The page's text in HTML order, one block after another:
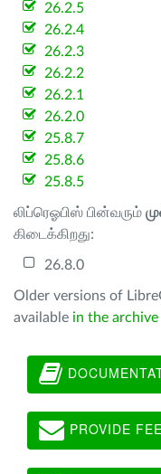
26.2.5
26.2.4
26.2.3
26.2.2
26.2.1
26.2.0
25.8.7
25.8.6
25.8.5
லிப்ரெஓபிஸ் பின்வரும்
கிடைக்கிறது:
26.8.0
Older versions of
available in the archive
PROVIDE